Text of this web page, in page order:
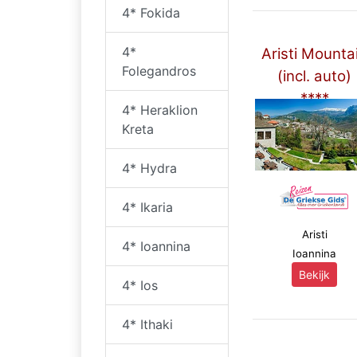
4* Fokida
4*
Folegandros
4* Heraklion
Kreta
4* Hydra
4* Ikaria
4* Ioannina
4* Ios
4* Ithaki
Aristi
(incl. auto)
****
Aristi
Ioannina
Bekijk